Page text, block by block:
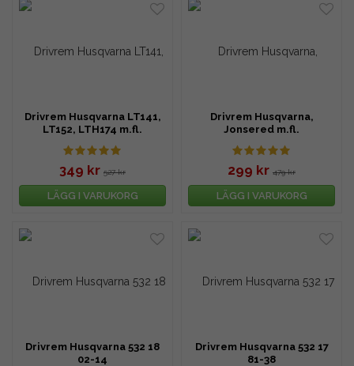
Drivrem Husqvarna LT141,
LT152, LTH174 m.fl.
349 kr 527 kr
LÄGG I VARUKORG
Drivrem Husqvarna,
Jonsered m.fl.
299 kr 479 kr
LÄGG I VARUKORG
Drivrem Husqvarna 532 18
02-14
Drivrem Husqvarna 532 17
81-38